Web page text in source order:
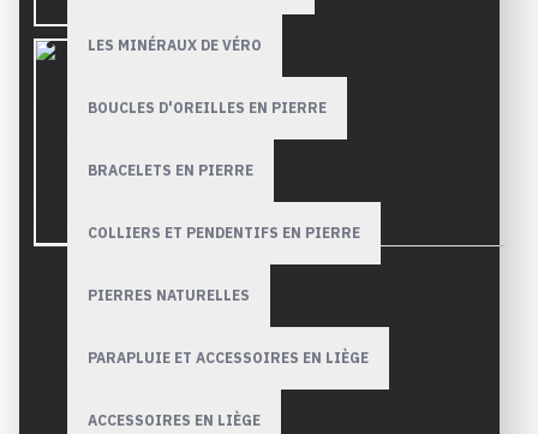
LES MINÉRAUX DE VÉRO
BOUCLES D'OREILLES EN PIERRE
BRACELETS EN PIERRE
COLLIERS ET PENDENTIFS EN PIERRE
PIERRES NATURELLES
PARAPLUIE ET ACCESSOIRES EN LIÈGE
ACCESSOIRES EN LIÈGE
Achats
Payez avec
façon